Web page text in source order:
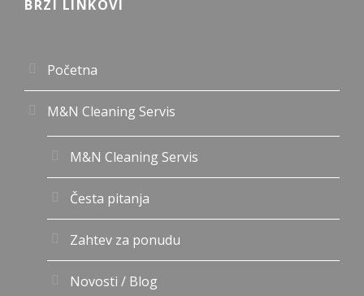
BRZI LINKOVI
Početna
M&N Cleaning Servis
M&N Cleaning Servis
Česta pitanja
Zahtev za ponudu
Novosti / Blog